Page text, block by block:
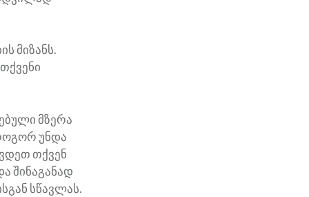
მიზანს.
მზერა
უნდა
თქვენ
შინაგანად
სწავლას.